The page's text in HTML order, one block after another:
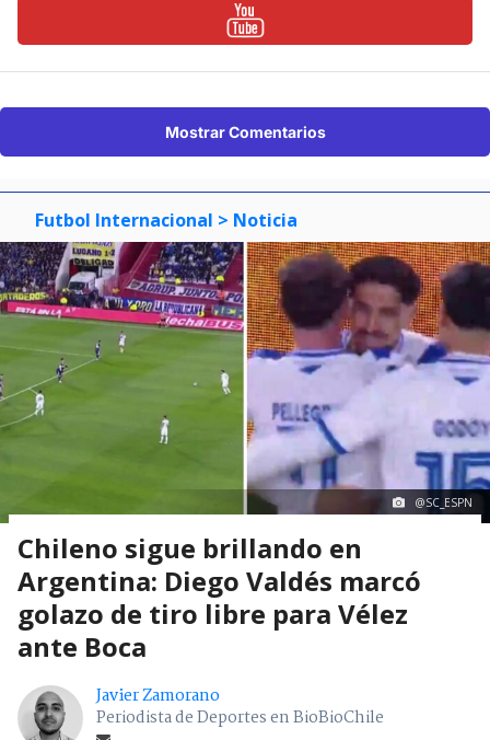
Mostrar Comentarios
Futbol Internacional > Noticia
@SC_ESPN
Chileno sigue brillando en
Argentina: Diego Valdés marcó
golazo de tiro libre para Vélez
ante Boca
Javier Zamorano
Periodista de Deportes en BioBioChile